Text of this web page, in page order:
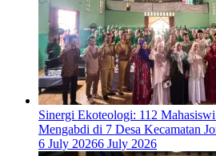
‎Sinergi Ekoteologi: 112
Mengabdi di 7 Desa Kecamatan
6 July 20266 July 2026